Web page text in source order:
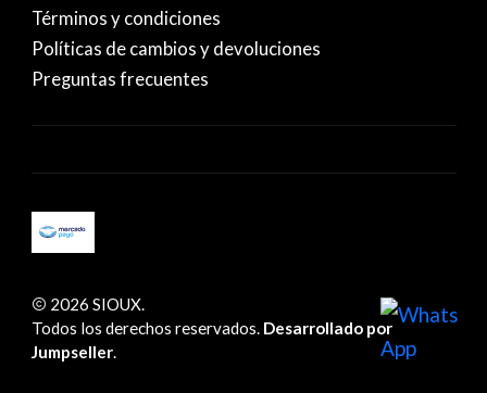
Términos y condiciones
Políticas de cambios y devoluciones
Preguntas frecuentes
2026 SIOUX.
Todos los derechos reservados. Desarrollado por
Jumpseller.